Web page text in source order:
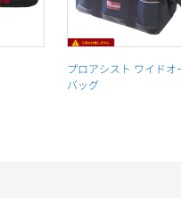
プロアシスト ワイドオ
バッグ